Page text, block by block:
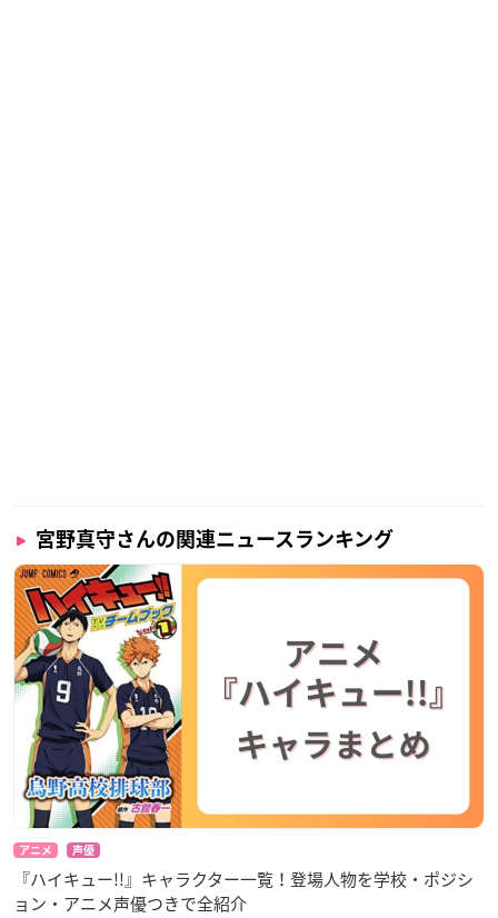
宮野真守さんの関連ニュースランキング
アニメ 声優
『ハイキュー!!』キャラクター一覧！登場人物を学校・ポジシ
ョン・アニメ声優つきで全紹介